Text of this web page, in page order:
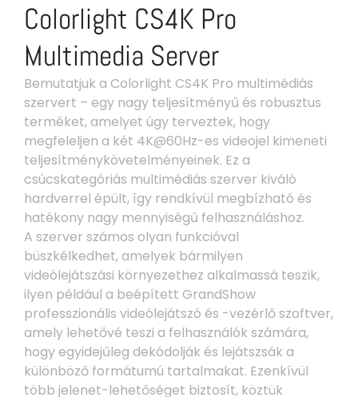
Colorlight CS4K Pro
Multimedia Server
Bemutatjuk a Colorlight CS4K Pro multimédiás
szervert – egy nagy teljesítményű és robusztus
terméket, amelyet úgy terveztek, hogy
megfeleljen a két 4K@60Hz-es videojel kimeneti
teljesítménykövetelményeinek. Ez a
csúcskategóriás multimédiás szerver kiváló
hardverrel épült, így rendkívül megbízható és
hatékony nagy mennyiségű felhasználáshoz.
A szerver számos olyan funkcióval
büszkélkedhet, amelyek bármilyen
videólejátszási környezethez alkalmassá teszik,
ilyen például a beépített GrandShow
professzionális videólejátszó és -vezérlő szoftver,
amely lehetővé teszi a felhasználók számára,
hogy egyidejűleg dekódolják és lejátszsák a
különböző formátumú tartalmakat. Ezenkívül
több jelenet-lehetőséget biztosít, köztük